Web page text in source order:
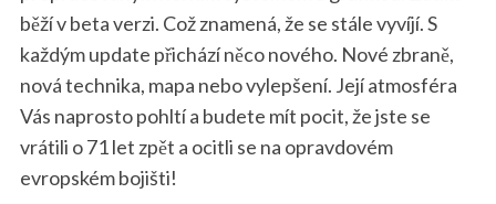
běží v beta verzi. Což znamená, že se stále vyvíjí. S
každým update přichází něco nového. Nové zbraně,
nová technika, mapa nebo vylepšení. Její atmosféra
Vás naprosto pohltí a budete mít pocit, že jste se
vrátili o 71 let zpět a ocitli se na opravdovém
evropském bojišti!